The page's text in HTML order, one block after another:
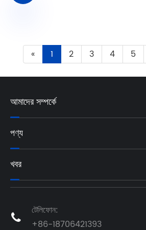
« 1 2 3 4 5
আমাদের সম্পর্কে
পণ্য
খবর

টেলিফোন:
+86-18706421393